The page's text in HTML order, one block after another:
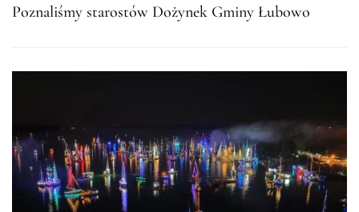
Poznaliśmy starostów Dożynek Gminy Łubowo